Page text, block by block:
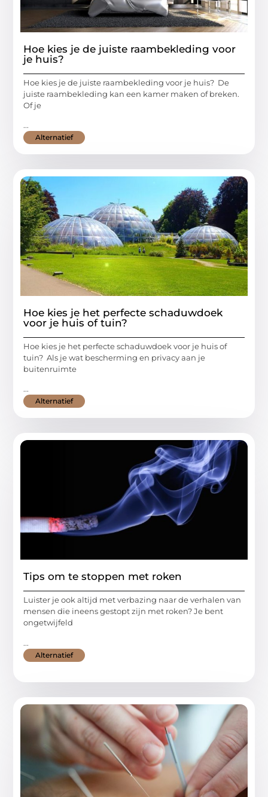
Hoe kies je de juiste raambekleding voor
je huis?
Hoe kies je de juiste raambekleding voor je huis? De
juiste raambekleding kan een kamer maken of breken.
Of je
...
Alternatief
Hoe kies je het perfecte schaduwdoek
voor je huis of tuin?
Hoe kies je het perfecte schaduwdoek voor je huis of
tuin? Als je wat bescherming en privacy aan je
buitenruimte
...
Alternatief
Tips om te stoppen met roken
Luister je ook altijd met verbazing naar de verhalen van
mensen die ineens gestopt zijn met roken? Je bent
ongetwijfeld
...
Alternatief